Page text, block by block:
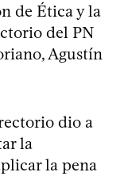
de Ética y la
del PN
Agustín
dio a
la
la pena